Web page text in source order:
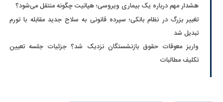
هشدار مهم درباره یک بیماری ویروسی؛ هپاتیت چگونه منتقل می‌شود؟
تغییر بزرگ در نظام بانکی؛ سپرده قانونی به سلاح جدید مقابله با تورم
تبدیل شد
واریز معوقات حقوق بازنشستگان نزدیک شد؟ جزئیات جلسه تعیین
تکلیف مطالبات